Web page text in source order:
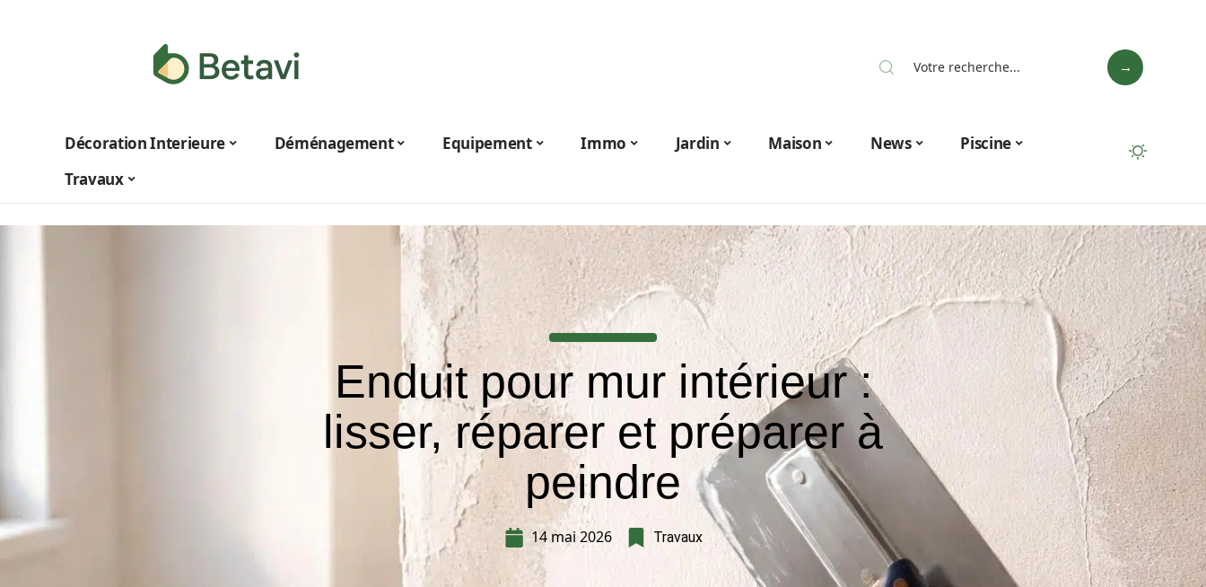
Décoration Interieure Déménagement Equipement Immo Jardin Maison News
Piscine
Travaux
Enduit pour mur intérieur :
lisser, réparer et préparer à
peindre
14 mai 2026 Travaux